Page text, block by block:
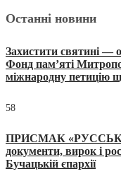
Останні новини
Захистити святині —
Фонд пам’яті
міжнародну петицію
58
ПРИСМАК
документи, вирок і
Бучацькій єпархії